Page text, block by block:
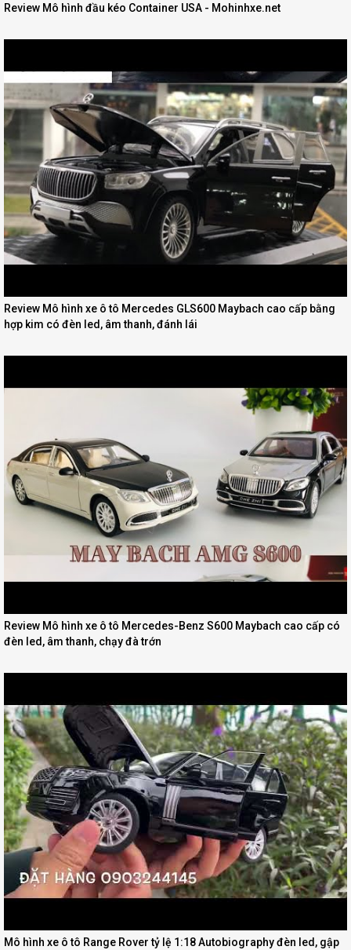
Review Mô hình đầu kéo Container USA - Mohinhxe.net
Review Mô hình xe ô tô Mercedes GLS600 Maybach cao cấp bằng
hợp kim có đèn led, âm thanh, đánh lái
Review Mô hình xe ô tô Mercedes-Benz S600 Maybach cao cấp có
đèn led, âm thanh, chạy đà trớn
Mô hình xe ô tô Range Rover tỷ lệ 1:18 Autobiography đèn led, gập